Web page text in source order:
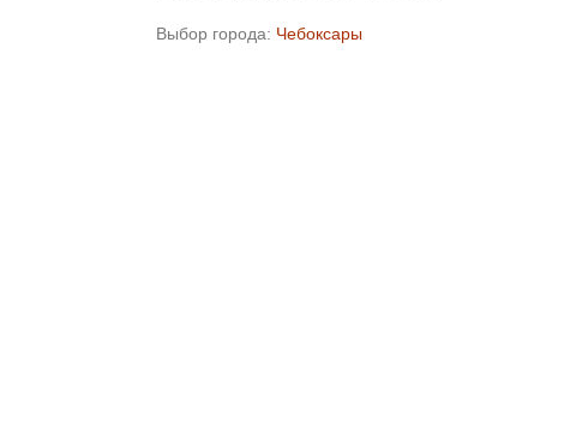
Выбор города: Чебоксары